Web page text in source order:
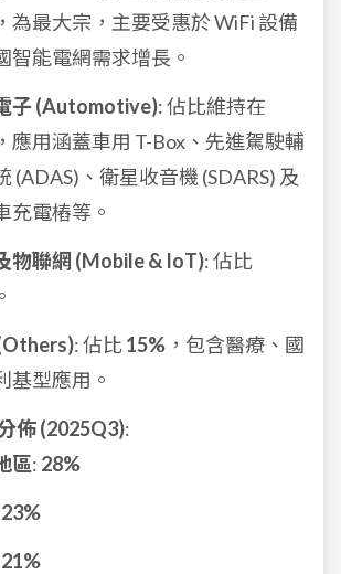
，為最大宗，主要受惠於 WiFi 設備
智能電網需求增長。
子 (Automotive): 佔比維持在
，應用涵蓋車用 T-Box、先進駕駛輔
(ADAS)、衛星收音機 (SDARS) 及
充電樁等。
物聯網 (Mobile & IoT): 佔比
。
: 佔比15% ，包含醫療、國
基型應用。
佈 (2025Q3):
區: 28%
23%
21%